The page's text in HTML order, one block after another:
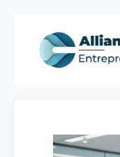
content